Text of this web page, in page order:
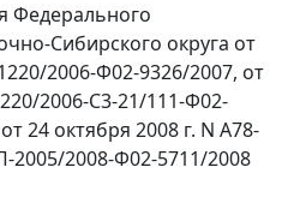
Федерального
Сибирского округа от
2006-Ф02-9326/2007, от
2006-С3-21/111-Ф02-
от 24 октября 2008 г. N А78-
2005/2008-Ф02-5711/2008